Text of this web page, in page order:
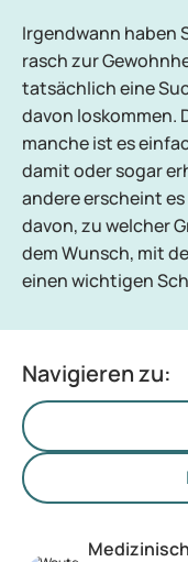
Irgendwann haben
rasch zur
tatsächlich eine
davon loskommen.
manche ist es
damit oder sogar
andere erscheint
davon, zu welcher
dem Wunsch, mit
einen wichtigen
Navigieren zu: